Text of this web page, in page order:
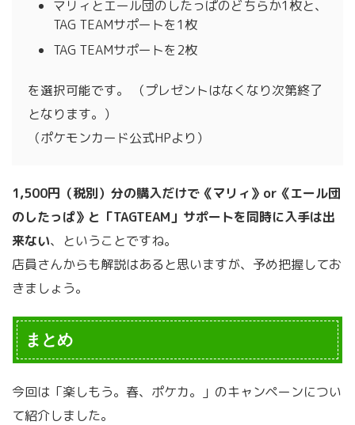
マリィとエール団のしたっぱのどちらか1枚と、
TAG TEAMサポートを1枚
TAG TEAMサポートを2枚
を選択可能です。 （プレゼントはなくなり次第終了
となります。）
（ポケモンカード公式HPより）
1,500円（税別）分の購入だけで《マリィ》or《エール団
のしたっぱ》と「TAGTEAM」サポートを同時に入手は出
来ない、ということですね。
店員さんからも解説はあると思いますが、予め把握してお
きましょう。
まとめ
今回は「楽しもう。春、ポケカ。」のキャンペーンについ
て紹介しました。